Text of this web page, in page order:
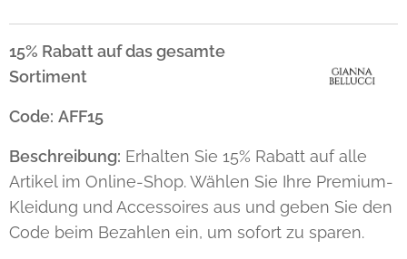
15% Rabatt auf das gesamte
Sortiment
Code: AFF15
Beschreibung: Erhalten Sie 15% Rabatt auf alle
Artikel im Online-Shop. Wählen Sie Ihre Premium-
Kleidung und Accessoires aus und geben Sie den
Code beim Bezahlen ein, um sofort zu sparen.